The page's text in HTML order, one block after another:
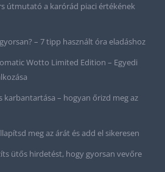
útmutató a karórád piaci értékének
– 7 tipp használt óra eladáshoz
Wotto Limited Edition – Egyedi
karbantartása – hogyan őrizd meg az
meg az árát és add el sikeresen
ütős hirdetést, hogy gyorsan vevőre